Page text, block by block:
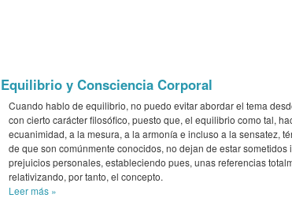
Equilibrio y Consciencia Corporal
Cuando hablo de equilibrio, no puedo evitar abordar el tema
con cierto carácter filosófico, puesto que, el equilibrio como tal,
ecuanimidad, a la mesura, a la armonía e incluso a la sensatez,
de que son comúnmente conocidos, no dejan de estar
prejuicios personales, estableciendo pues, unas referencias
relativizando, por tanto, el concepto.
Leer más »